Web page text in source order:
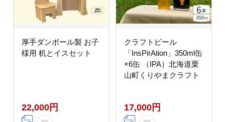
厚手ダンボール製 お子
様用 机とイスセット
22,000円
クラフトビール
「InsPirAtion」350ml缶
×6缶 （IPA）北海道栗
山町くりやまクラフト
17,000円